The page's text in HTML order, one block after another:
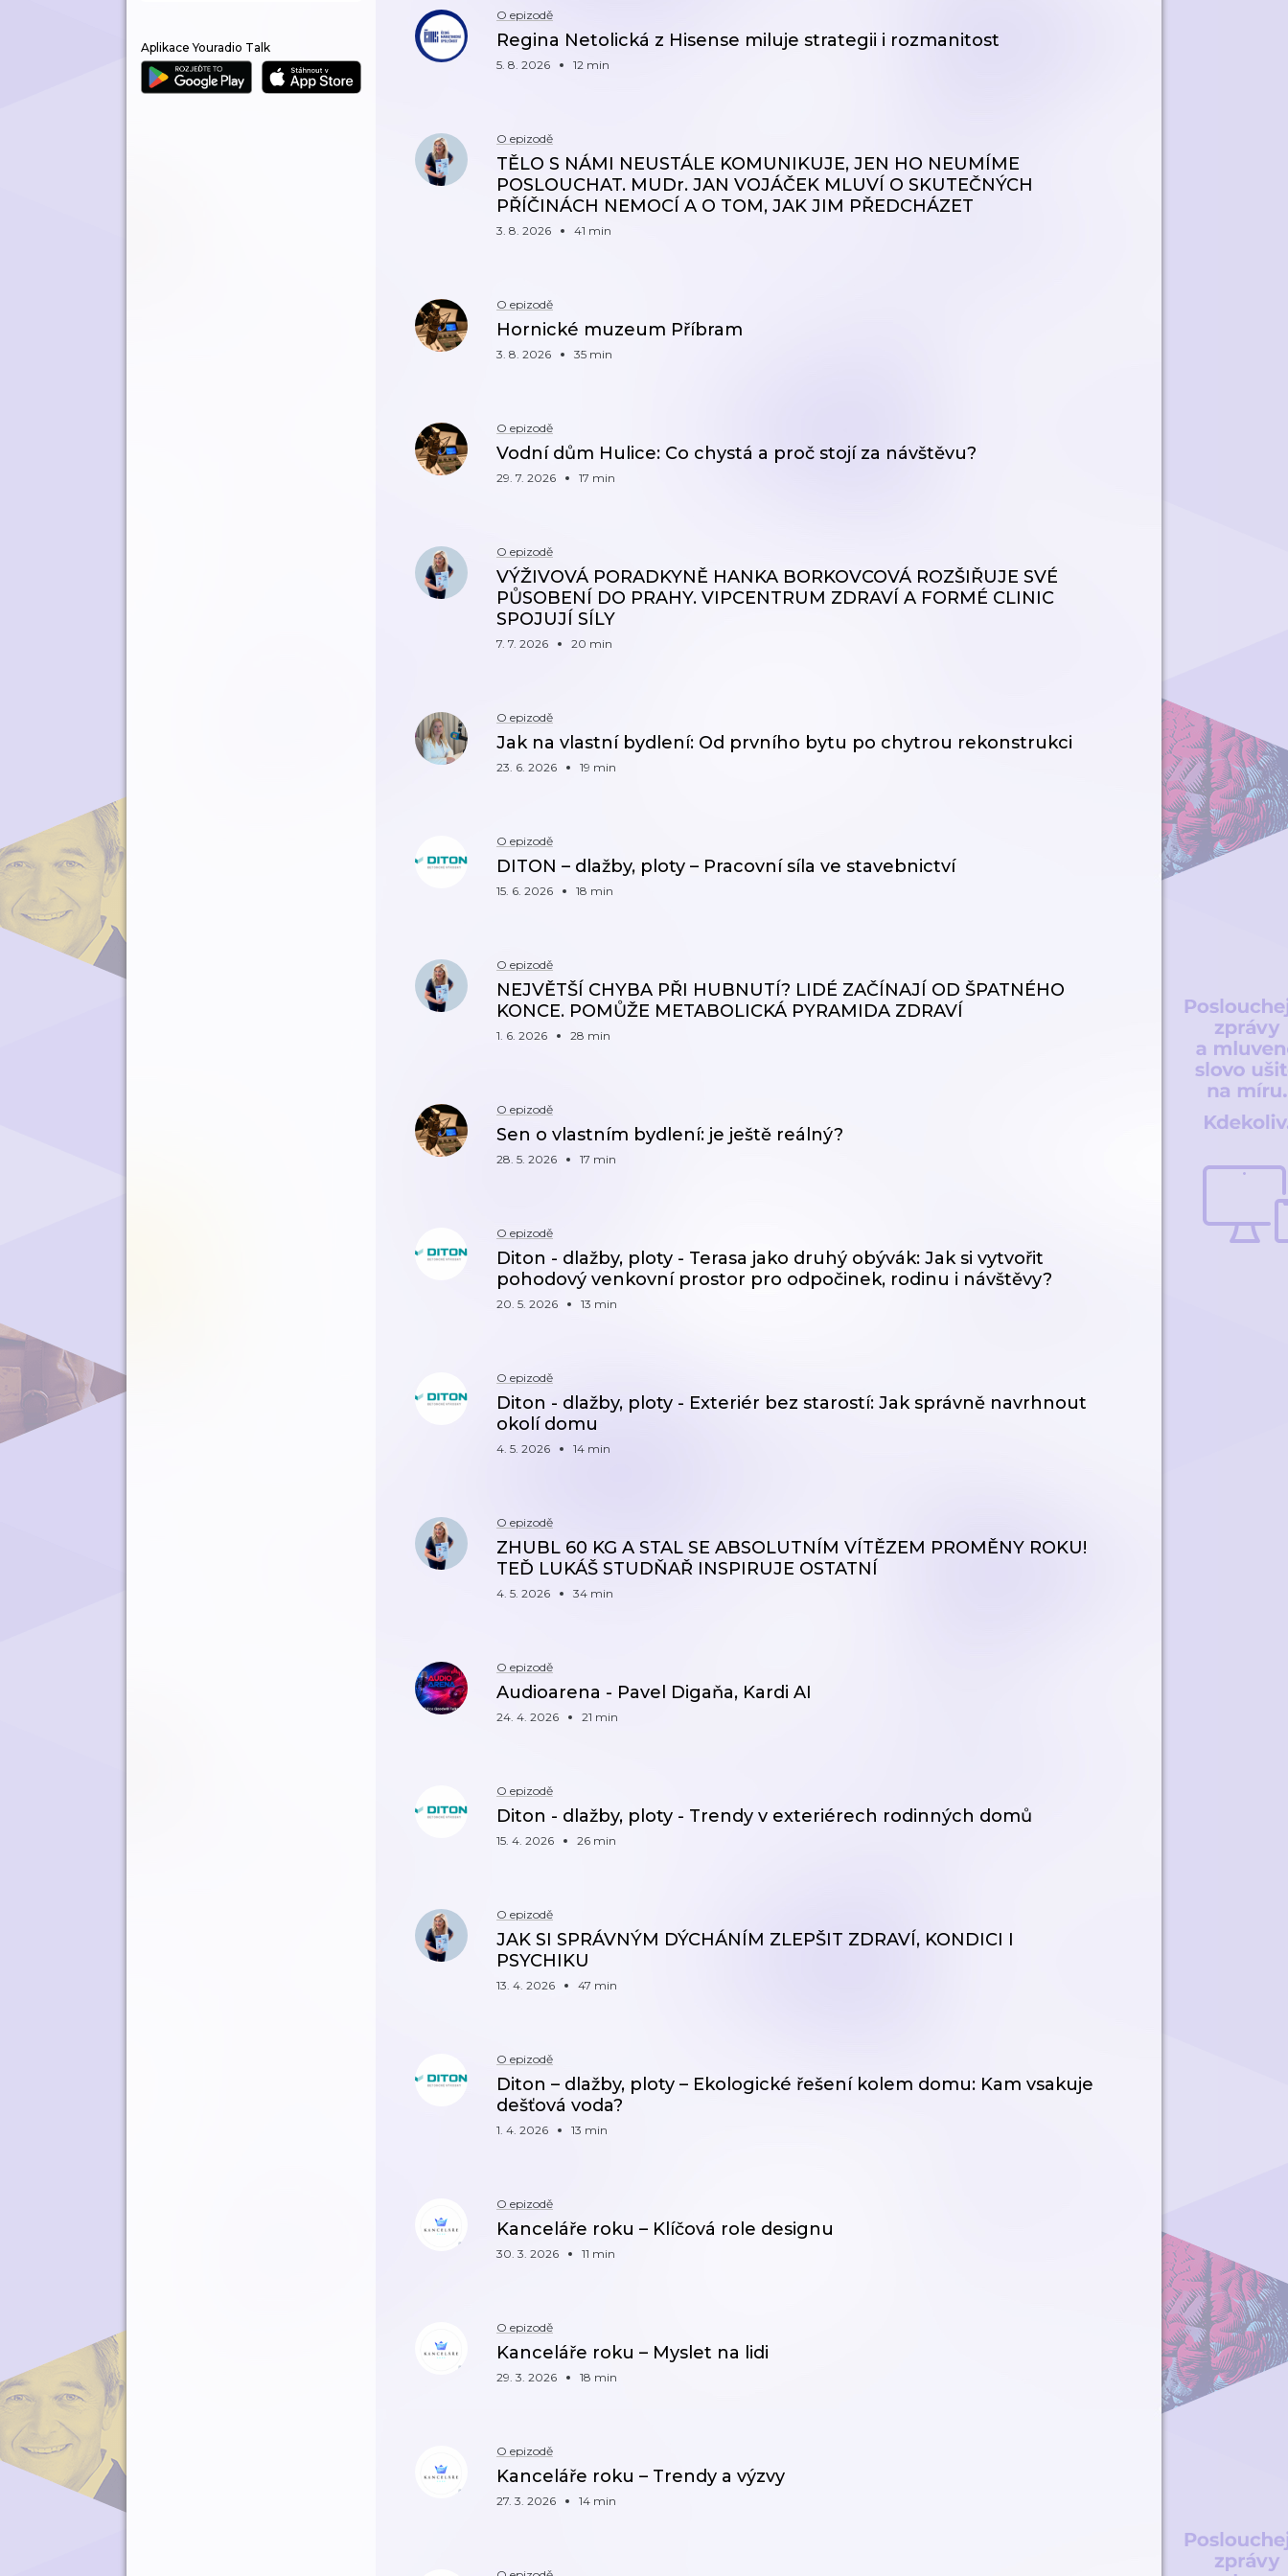
Aplikace Youradio Talk
O epizodě
Regina Netolická z Hisense miluje strategii i rozmanitost
5. 8. 2026 12 min
O epizodě
TĚLO S NÁMI NEUSTÁLE KOMUNIKUJE, JEN HO NEUMÍME
POSLOUCHAT. MUDr. JAN VOJÁČEK MLUVÍ O SKUTEČNÝCH
PŘÍČINÁCH NEMOCÍ A O TOM, JAK JIM PŘEDCHÁZET
3. 8. 2026 41 min
O epizodě
Hornické muzeum Příbram
3. 8. 2026 35 min
O epizodě
Vodní dům Hulice: Co chystá a proč stojí za návštěvu?
29. 7. 2026 17 min
O epizodě
VÝŽIVOVÁ PORADKYNĚ HANKA BORKOVCOVÁ ROZŠIŘUJE SVÉ
PŮSOBENÍ DO PRAHY. VIPCENTRUM ZDRAVÍ A FORMÉ CLINIC
SPOJUJÍ SÍLY
7. 7. 2026 20 min
O epizodě
Jak na vlastní bydlení: Od prvního bytu po chytrou rekonstrukci
23. 6. 2026 19 min
O epizodě
DITON – dlažby, ploty – Pracovní síla ve stavebnictví
15. 6. 2026 18 min
O epizodě
NEJVĚTŠÍ CHYBA PŘI HUBNUTÍ? LIDÉ ZAČÍNAJÍ OD ŠPATNÉHO
KONCE. POMŮŽE METABOLICKÁ PYRAMIDA ZDRAVÍ
1. 6. 2026 28 min
O epizodě
Sen o vlastním bydlení: je ještě reálný?
28. 5. 2026 17 min
O epizodě
Diton - dlažby, ploty - Terasa jako druhý obývák: Jak si vytvořit
pohodový venkovní prostor pro odpočinek, rodinu i návštěvy?
20. 5. 2026 13 min
O epizodě
Diton - dlažby, ploty - Exteriér bez starostí: Jak správně navrhnout
okolí domu
4. 5. 2026 14 min
O epizodě
ZHUBL 60 KG A STAL SE ABSOLUTNÍM VÍTĚZEM PROMĚNY ROKU!
TEĎ LUKÁŠ STUDŇAŘ INSPIRUJE OSTATNÍ
4. 5. 2026 34 min
O epizodě
Audioarena - Pavel Digaňa, Kardi AI
24. 4. 2026 21 min
O epizodě
Diton - dlažby, ploty - Trendy v exteriérech rodinných domů
15. 4. 2026 26 min
O epizodě
JAK SI SPRÁVNÝM DÝCHÁNÍM ZLEPŠIT ZDRAVÍ, KONDICI I
PSYCHIKU
13. 4. 2026 47 min
O epizodě
Diton – dlažby, ploty – Ekologické řešení kolem domu: Kam vsakuje
dešťová voda?
1. 4. 2026 13 min
O epizodě
Kanceláře roku – Klíčová role designu
30. 3. 2026 11 min
O epizodě
Kanceláře roku – Myslet na lidi
29. 3. 2026 18 min
O epizodě
Kanceláře roku – Trendy a výzvy
27. 3. 2026 14 min